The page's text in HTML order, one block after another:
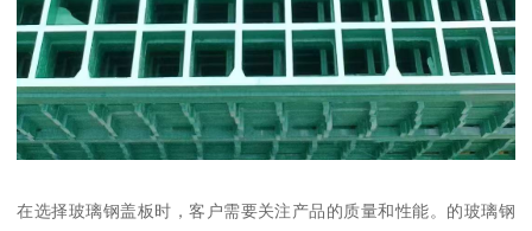
在选择玻璃钢盖板时，客户需要关注产品的质量和性能。的玻璃钢